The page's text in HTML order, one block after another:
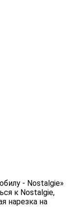
- Nostalgie»
к Nostalgie,
нарезка на